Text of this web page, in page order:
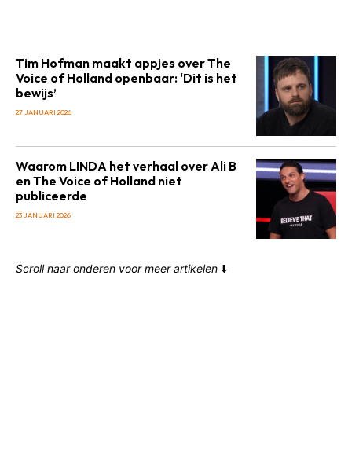
Tim Hofman maakt appjes over The
Voice of Holland openbaar: ‘Dit is het
bewijs’
27 JANUARI 2026
Waarom LINDA het verhaal over Ali B
en The Voice of Holland niet
publiceerde
23 JANUARI 2026
Scroll naar onderen voor meer artikelen ⬇️